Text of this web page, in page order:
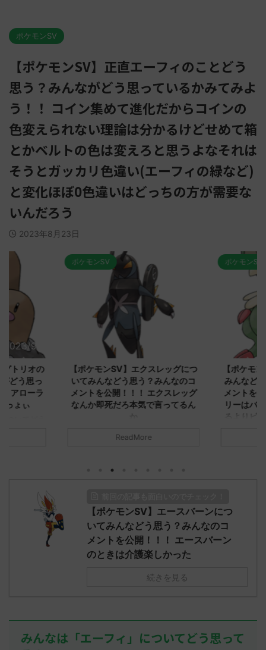
ポケモンSV
【ポケモンSV】正直エーフィのことどう
思う？みんながどう思っているかみてみよ
う！！ コイン集めて進化だからコインの
色変えられない理論は分かるけどせめて箱
とかベルトの色は変えろと思うよなそれは
そうとガッカリ色違い(エーフィの緑など)
と変化ほぼ0色違いはどっちの方が需要な
いんだろう
2023年8月23日
2023/9/8
トリオの
どう思っ
アローラ
っょぃ
ただダグト
れたウミト
ポケモンSV
【ポケモンSV】エクスレッグにつ
いてみんなどう思う？みんなのコ
メントを公開！！！ エクスレッグ
なんか即死だろ本気で言ってるん
う思ってる？ 初めの記事 元のス
01:07:00.69ID:oUI00NrJ0 エクスレ
ッグヘルムかっこいいから助かる 名
無しさん0971 0971 名無しさん、君に
決めた！ (ﾜｯﾁｮｲW b524-NwUu)
2023/06/28(水 ...
ReadMore
ポケモンSV
【ポケモ
みんなど
メントを
リーはバ
るよりビ
2023/06/
たラウドボ
【ポケモンSV】エースバーンにつ
いてみんなどう思う？みんなのコ
メントを公開！！！ エースバーン
のときは介護楽しかった
続きを見る
みんなは「エーフィ」についてどう思って